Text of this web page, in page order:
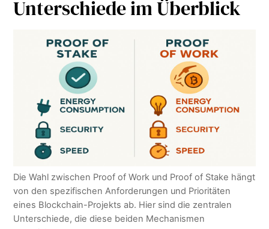
Unterschiede im Überblick
Die Wahl zwischen Proof of Work und Proof of Stake hängt
von den spezifischen Anforderungen und Prioritäten
eines Blockchain-Projekts ab. Hier sind die zentralen
Unterschiede, die diese beiden Mechanismen